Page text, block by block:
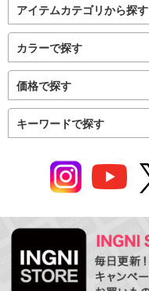
アイテムカテゴリから探す
カラーで探す
価格で探す
キーワードで探す